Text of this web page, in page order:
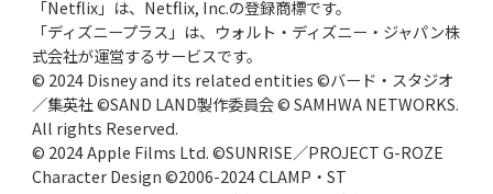
「Netflix」は、Netflix, Inc.の登録商標です。
「ディズニープラス」は、ウォルト・ディズニー・ジャパン株
式会社が運営するサービスです。
© 2024 Disney and its related entities ©バード・スタジオ
／集英社 ©SAND LAND製作委員会 © SAMHWA NETWORKS.
All rights Reserved.
© 2024 Apple Films Ltd. ©SUNRISE／PROJECT G-ROZE
Character Design ©2006-2024 CLAMP・ST